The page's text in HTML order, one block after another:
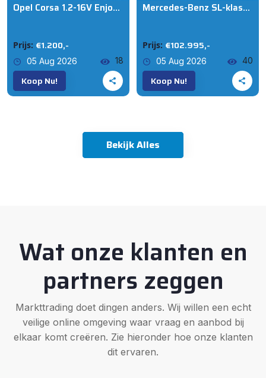
Opel Corsa 1.2-16V Enjoy NWE APK
Prijs: €1.200,-
05 Aug 2026 18
Koop Nu!
Mercedes-Benz SL-klasse Roadster AMG 43 | Burmester | Digital Light | Parktronic | Sport uitlaat | Stoelkoeling | Nekverwarming |
Prijs: €102.995,-
05 Aug 2026 40
Koop Nu!
Bekijk Alles
Wat onze klanten en
partners zeggen
Markttrading doet dingen anders. Wij willen een echt
veilige online omgeving waar vraag en aanbod bij
elkaar komt creëren. Zie hieronder hoe onze klanten
dit ervaren.